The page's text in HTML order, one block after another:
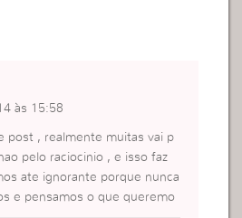
às 15:58
post , realmente muitas vai p
pelo raciocinio , e isso faz
ate ignorante porque nunca
e pensamos o que queremo